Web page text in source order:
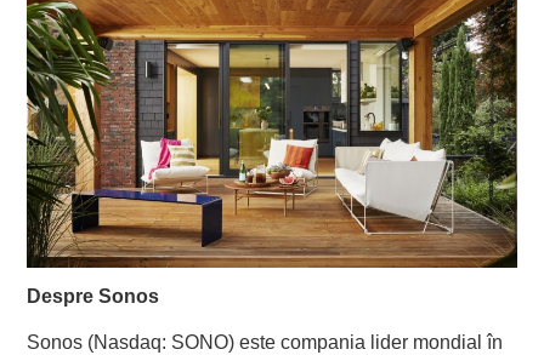
Despre Sonos
Sonos (Nasdaq: SONO) este compania lider mondial în